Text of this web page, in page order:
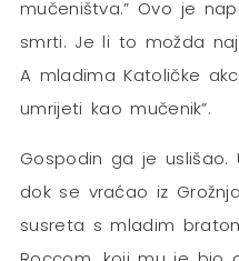
mučeništva.” Ovo je
smrti. Je li to možda
A mladima Katoličke
umrijeti kao mučenik”.
Gospodin ga je uslišao.
dok se vraćao iz
susreta s mladim